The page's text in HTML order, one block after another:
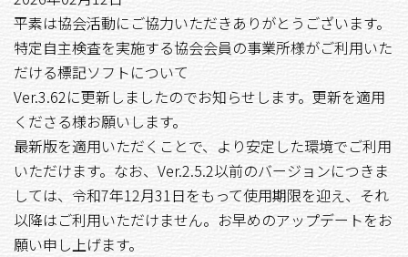
平素は協会活動にご協力いただきありがとうございます。
特定自主検査を実施する協会会員の事業所様がご利用いた
だける標記ソフトについて
Ver.3.62に更新しましたのでお知らせします。更新を適用
くださる様お願いします。
最新版を適用いただくことで、より安定した環境でご利用
いただけます。なお、Ver.2.5.2以前のバージョンにつきま
しては、令和7年12月31日をもって使用期限を迎え、それ
以降はご利用いただけません。お早めのアップデートをお
願い申し上げます。